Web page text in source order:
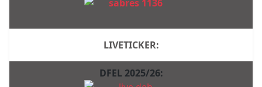
LIVETICKER:
DFEL 2025/26: